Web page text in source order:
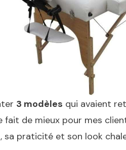
3 modèles qui avaient
de mieux pour mes
praticité et son look